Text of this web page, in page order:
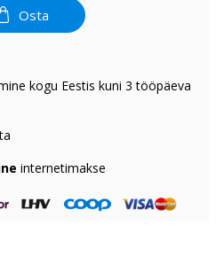
Osta
kogu Eestis kuni 3 tööpäeva
internetimakse